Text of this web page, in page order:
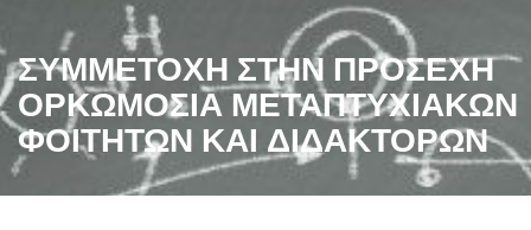
ΣΥΜΜΕΤΟΧΗ ΣΤΗΝ ΠΡΟΣΕΧΗ
ΟΡΚΩΜΟΣΙΑ ΜΕΤΑΠΤΥΧΙΑΚΩΝ
ΦΟΙΤΗΤΩΝ ΚΑΙ ΔΙΔΑΚΤΟΡΩΝ